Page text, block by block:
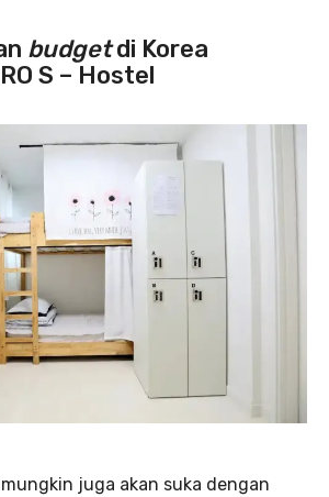
budgetdi Korea
S – Hostel
mungkin juga akan suka dengan